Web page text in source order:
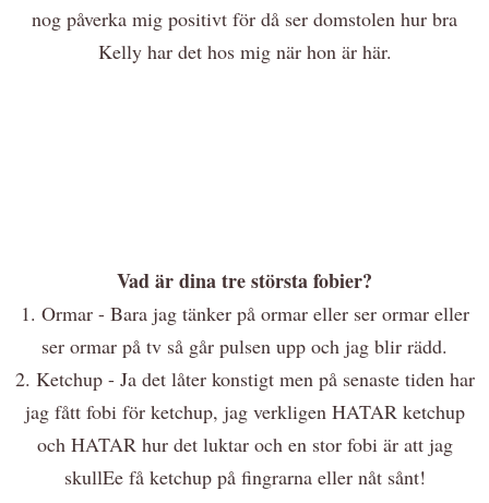
nog påverka mig positivt för då ser domstolen hur bra
Kelly har det hos mig när hon är här.
Vad är dina tre största fobier?
1. Ormar - Bara jag tänker på ormar eller ser ormar eller
ser ormar på tv så går pulsen upp och jag blir rädd.
2. Ketchup - Ja det låter konstigt men på senaste tiden har
jag fått fobi för ketchup, jag verkligen HATAR ketchup
och HATAR hur det luktar och en stor fobi är att jag
skullEe få ketchup på fingrarna eller nåt sånt!